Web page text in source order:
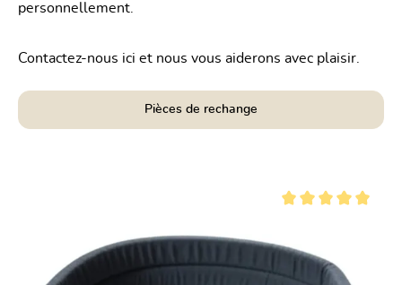
personnellement.
Contactez-nous ici et nous vous aiderons avec plaisir.
Pièces de rechange